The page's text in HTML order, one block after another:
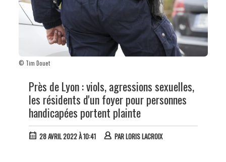
© Tim Douet
Près de Lyon : viols, agressions sexuelles,
les résidents d'un foyer pour personnes
handicapées portent plainte
28 AVRIL 2022 À 10:41 PARLORIS LACROIX